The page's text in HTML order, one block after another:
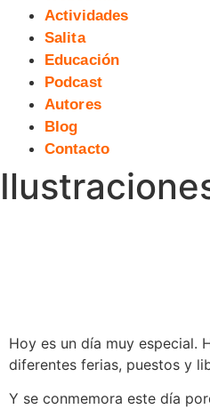
Actividades
Salita
Educación
Podcast
Autores
Blog
Contacto
Hoy es un día muy especial.
diferentes ferias, puestos y
Y se conmemora este día